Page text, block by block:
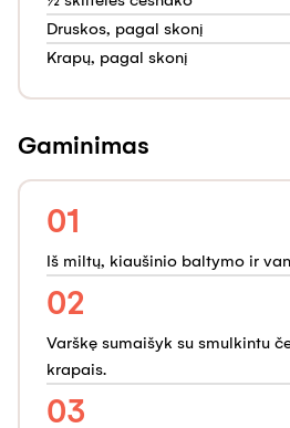
Druskos, pagal skonį
Krapų, pagal skonį
Gaminimas
01
Iš miltų, kiaušinio baltymo ir
02
Varškę sumaišyk su smulkintu
krapais.
03